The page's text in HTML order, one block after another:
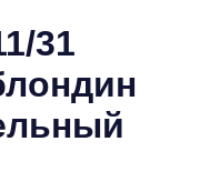
31